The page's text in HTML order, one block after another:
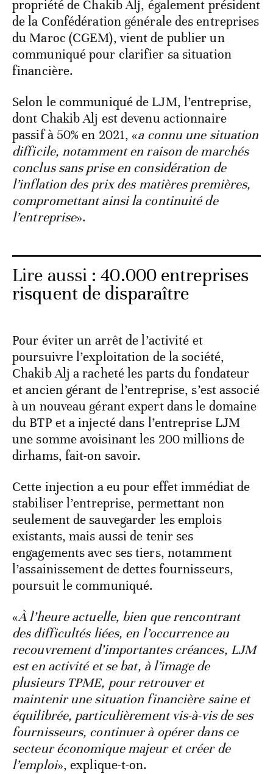
propriété de Chakib Alj, également président
de la Confédération générale des entreprises
du Maroc (CGEM), vient de publier un
communiqué pour clarifier sa situation
financière.
Selon le communiqué de LJM, l’entreprise,
dont Chakib Alj est devenu actionnaire
passif à 50% en 2021, «a connu une situation
difficile, notamment en raison de marchés
conclus sans prise en considération de
l’inflation des prix des matières premières,
compromettant ainsi la continuité de
l’entreprise».
Lire aussi :40.000 entreprises
risquent de disparaître
Pour éviter un arrêt de l’activité et
poursuivre l’exploitation de la société,
Chakib Alj a racheté les parts du fondateur
et ancien gérant de l’entreprise, s’est associé
à un nouveau gérant expert dans le domaine
du BTP et a injecté dans l’entreprise LJM
une somme avoisinant les 200 millions de
dirhams, fait-on savoir.
Cette injection a eu pour effet immédiat de
stabiliser l’entreprise, permettant non
seulement de sauvegarder les emplois
existants, mais aussi de tenir ses
engagements avec ses tiers, notamment
l’assainissement de dettes fournisseurs,
poursuit le communiqué.
«À l’heure actuelle, bien que rencontrant
des difficultés liées, en l’occurrence au
recouvrement d’importantes créances, LJM
est en activité et se bat, à l’image de
plusieurs TPME, pour retrouver et
maintenir une situation financière saine et
équilibrée, particulièrement vis-à-vis de ses
fournisseurs, continuer à opérer dans ce
secteur économique majeur et créer de
l’emploi», explique-t-on.